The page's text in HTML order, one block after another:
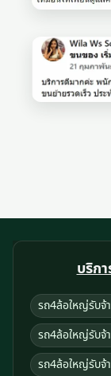
บริก
รถ4ล้อใหญ่รับจ้
รถ4ล้อใหญ่รับจ้
รถ4ล้อใหญ่รับจ้